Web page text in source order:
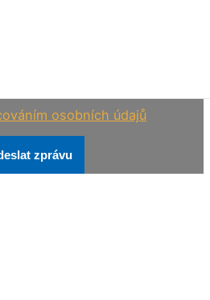
osobních údajů
zprávu